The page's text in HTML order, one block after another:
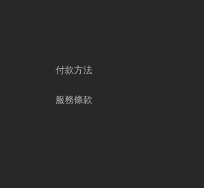
付款方法
服務條款